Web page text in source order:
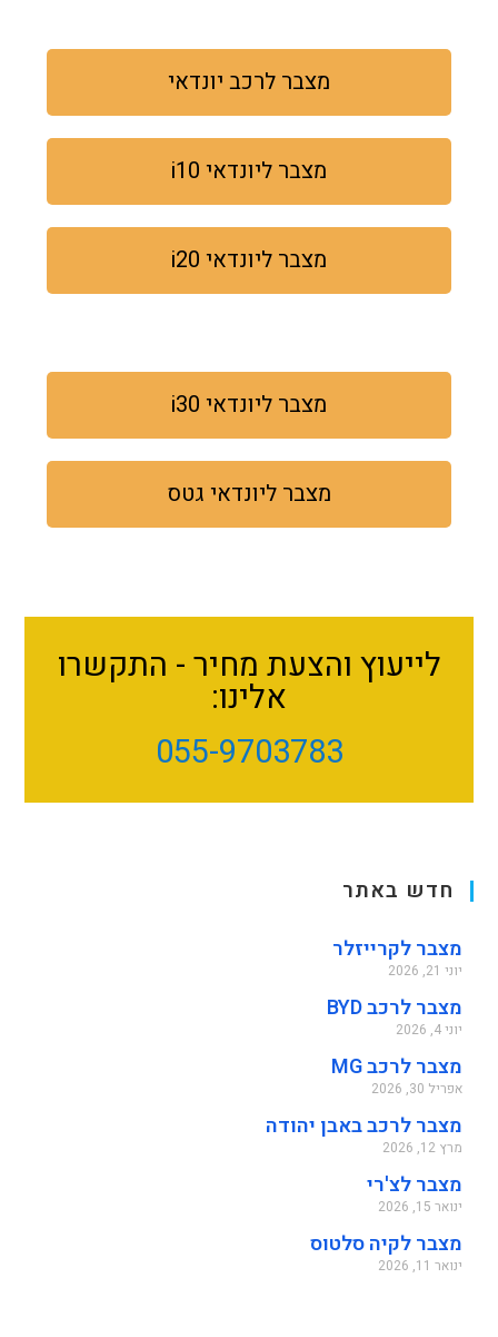
מצבר לרכב יונדאי
מצבר ליונדאי i10
מצבר ליונדאי i20
מצבר ליונדאי i30
מצבר ליונדאי גטס
לייעוץ והצעת מחיר - התקשרו
אלינו:
055-9703783
חדש באתר
מצבר לקרייזלר
יוני 21, 2026
מצבר לרכב BYD
יוני 4, 2026
מצבר לרכב MG
אפריל 30, 2026
מצבר לרכב באבן יהודה
מרץ 12, 2026
מצבר לצ'רי
ינואר 15, 2026
מצבר לקיה סלטוס
ינואר 11, 2026